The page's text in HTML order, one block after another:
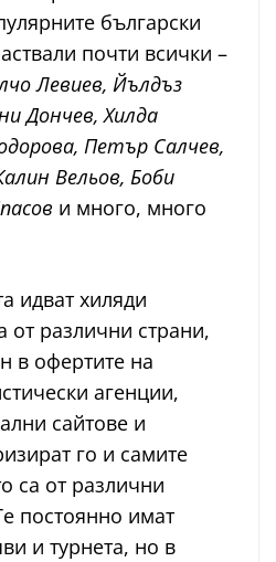
български
почти всички –
Левиев, Йълдъз
Дончев, Хилда
Петър Салчев,
Вельов, Боби
и много, много
идват хиляди
от различни страни,
в офертите на
агенции,
сайтове и
го и самите
са от различни
постоянно имат
и турнета, но в